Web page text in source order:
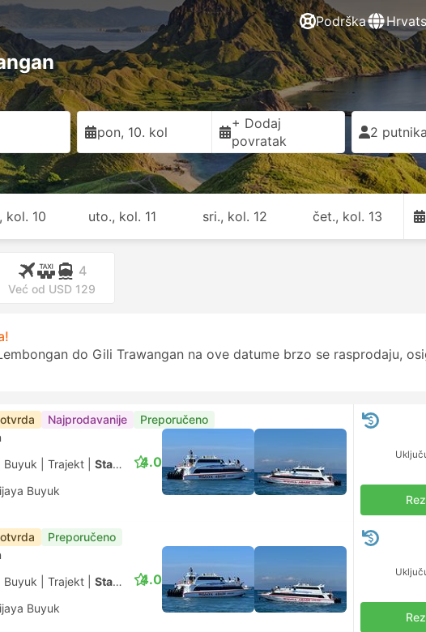
Podrška
pon, 10. kol
+ Dodaj
povratak
2 putnika
kol. 10 uto., kol. 11 sri., kol. 12 čet., kol. 13
4
Već od USD 129
do Gili Trawangan na ove datume brzo se rasprodaju,
Najprodavanije Preporučeno
Buyuk Trajekt Standardno
Buyuk
4.0
Preporučeno
Buyuk Trajekt Standardno
Buyuk
4.0